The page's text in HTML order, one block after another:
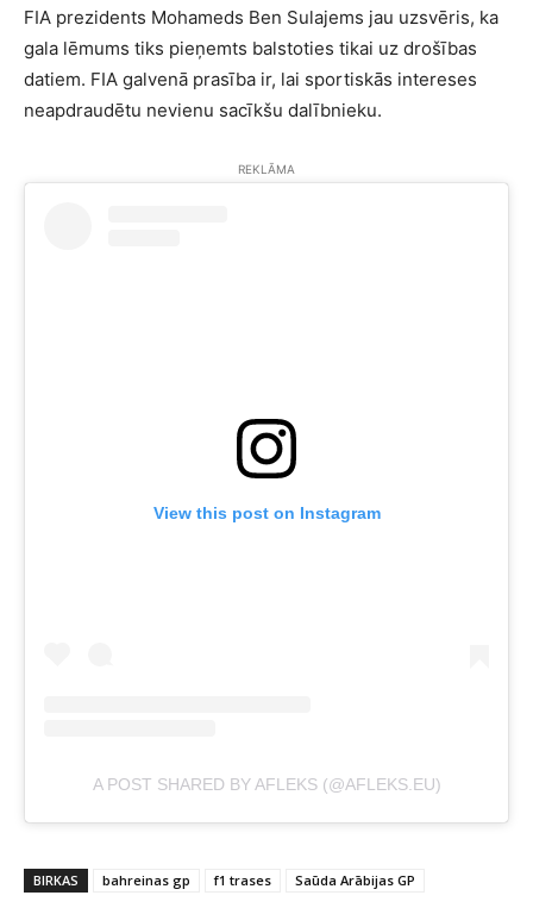
FIA prezidents Mohameds Ben Sulajems jau uzsvēris, ka
gala lēmums tiks pieņemts balstoties tikai uz drošības
datiem. FIA galvenā prasība ir, lai sportiskās intereses
neapdraudētu nevienu sacīkšu dalībnieku.
REKLĀMA
View this post on Instagram
A POST SHARED BY AFLEKS (@AFLEKS.EU)
BIRKAS bahreinas gp f1 trases Saūda Arābijas GP